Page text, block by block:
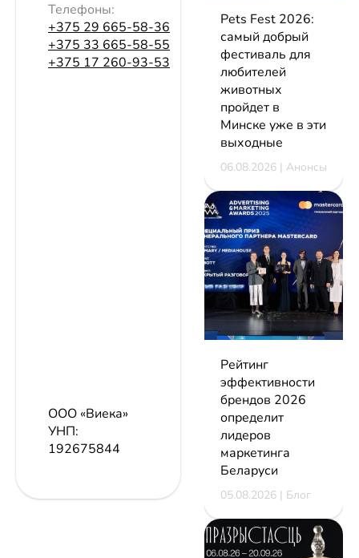
Телефоны:
+375 29 665-58-36
+375 33 665-58-55
+375 17 260-93-53
ООО «Виека»
УНП:
192675844
Pets Fest 2026:
самый добрый
фестиваль для
любителей
животных
пройдет в
Минске уже в эти
выходные
06.08.2026 | Анонсы
Рейтинг
эффективности
брендов 2026
определит
лидеров
маркетинга
Беларуси
05.08.2026 | Блог